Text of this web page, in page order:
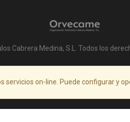
Cabrera Medina, S.L. Todos los
on-line. Puede configurar y